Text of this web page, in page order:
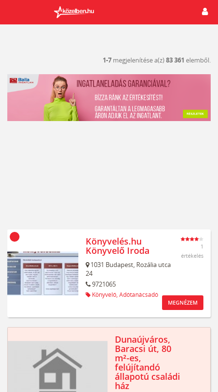
1-7 megjelenítése a(z)83 361 elemből.
Könyvelés.hu
Könyvelő Iroda
1031 Budapest, Rozália utca
24
9721065
Könyvelő, Adótanácsadó
1
értékelés
MEGNÉZEM
Dunaújváros,
Baracsi út, 80
m²-es,
felújítandó
állapotú családi
ház